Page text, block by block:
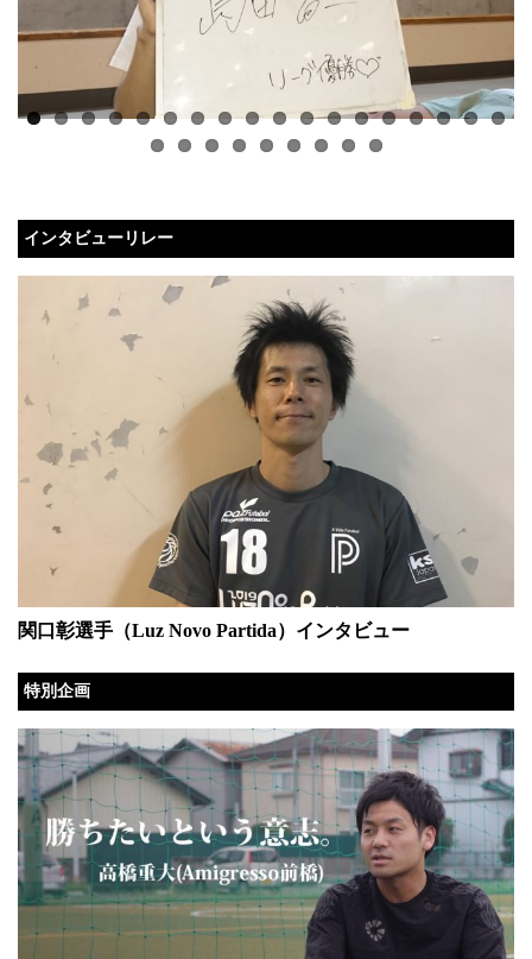
Next
インタビューリレー
関口彰選手（Luz Novo Partida）インタビュー
特別企画